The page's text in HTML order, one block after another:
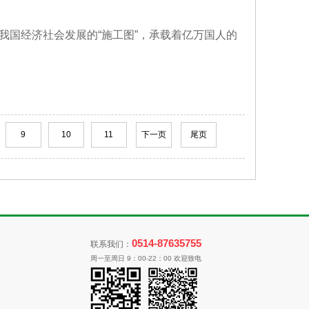
国经济社会发展的“施工图”，承载着亿万国人的
9 10 11 下一页 尾页
联系我们： 0514-87635755
周一至周日 9：00-22：00 欢迎致电